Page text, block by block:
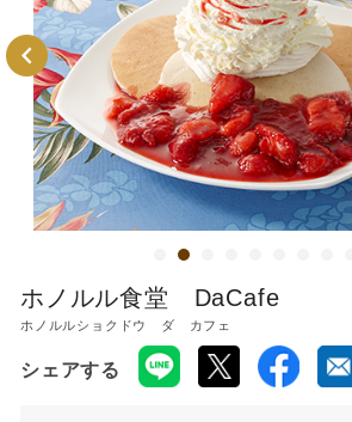
※一部営業時間が異なる店舗がございます。
※ラストオーダーは店舗によって異なります。
ららぽーと湘南平塚のWEBサイト
メールで送る Facebookでシェア
ホノルル食堂 DaCafe
ホノルルショクドウ ダ カフェ
シェアする